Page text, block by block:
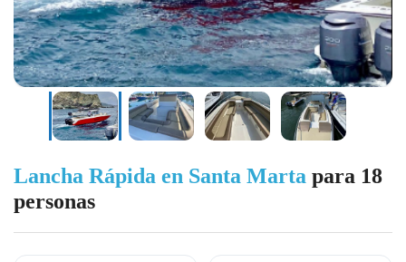
Lancha Rápida en Santa Marta para 18
personas